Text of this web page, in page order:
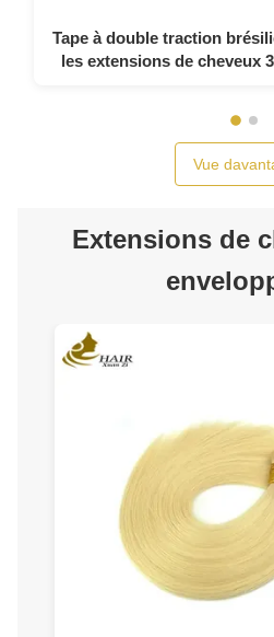
Tape à double traction
les extensions de cheveux
Vue
Extensions de